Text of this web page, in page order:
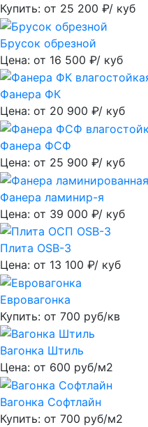
Купить: от 25 200 ₽/ куб
Брусок обрезной
Цена: от 16 500 ₽/ куб
Фанера ФК
Цена: от 20 900 ₽/ куб
Фанера ФСФ
Цена: от 25 900 ₽/ куб
Фанера ламинир-я
Цена: от 39 000 ₽/ куб
Плита OSB-3
Цена: от 13 100 ₽/ куб
Евровагонка
Купить: от 700 руб/кв
Вагонка Штиль
Цена: от 600 руб/м2
Вагонка Софтлайн
Купить: от 700 руб/м2